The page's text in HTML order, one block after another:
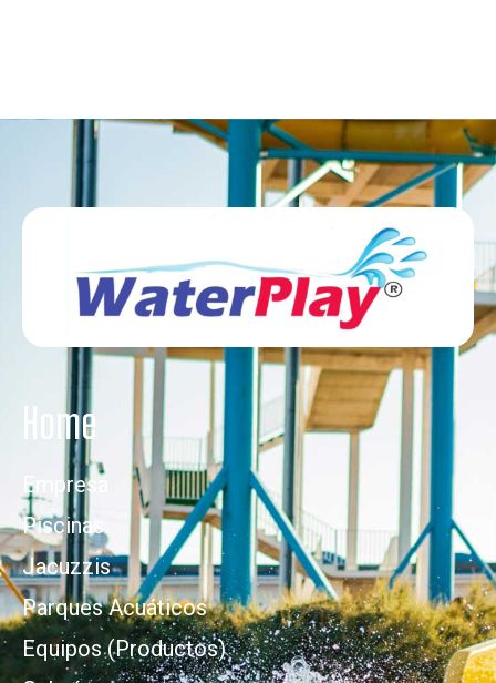
Home
Empresa
Piscinas
Jacuzzis
Parques Acuáticos
Equipos (Productos)